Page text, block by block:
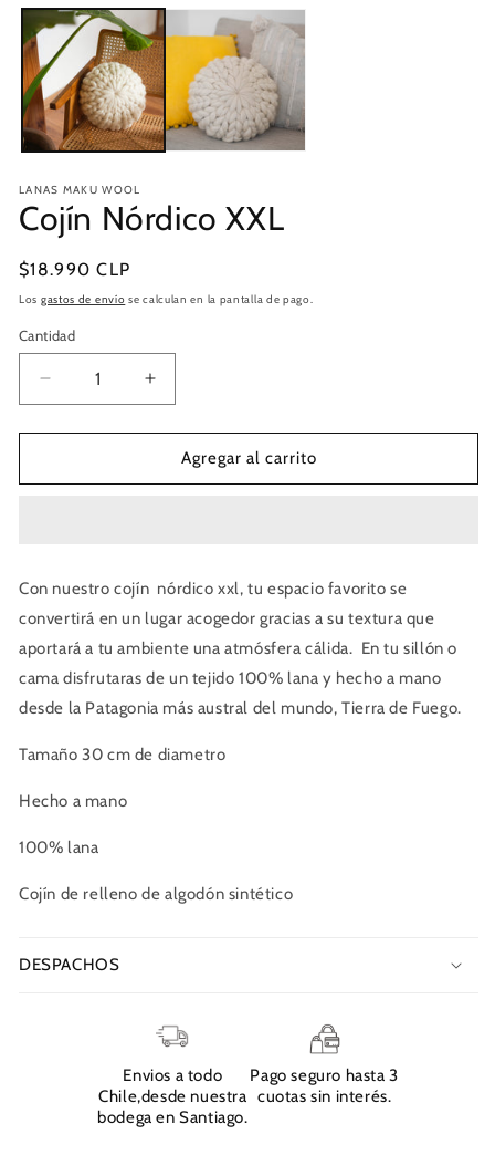
elemento
multimedia
1
en
una
ventana
modal
LANAS MAKU WOOL
Cojín Nórdico XXL
Precio
habitual
$18.990 CLP
Los gastos de envío se calculan en la pantalla de pago.
Cantidad
Cantidad
Reducir
cantidad
para
Nórdico
Aumentar
cantidad
para
Cojín
Nórdico
Agregar al carrito
Con nuestro cojín nórdico xxl, tu espacio favorito se
convertirá en un lugar acogedor gracias a su textura que
aportará a tu ambiente una atmósfera cálida. En tu sillón o
cama disfrutaras de un tejido 100% lana y hecho a mano
desde la Patagonia más austral del mundo, Tierra de Fuego.
Tamaño 30 cm de diametro
Hecho a mano
100% lana
Cojín de relleno de algodón sintético
DESPACHOS
Envios a todo
Chile,desde nuestra
bodega en Santiago.
Pago seguro hasta 3
cuotas sin interés.